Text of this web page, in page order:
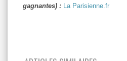
gagnantes) : La Parisienne.fr